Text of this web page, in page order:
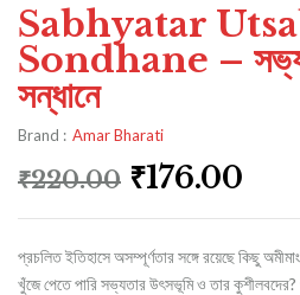
Sabhyatar
Sondhane –
সন্ধানে
Brand : Amar Bharati
₹220.00 ₹176.00
প্রচলিত ইতিহাসে অসম্পূর্ণতার সঙ্গে রয়েছে কিছু
খুঁজে পেতে পারি সভ্যতার উৎসভূমি ও তার